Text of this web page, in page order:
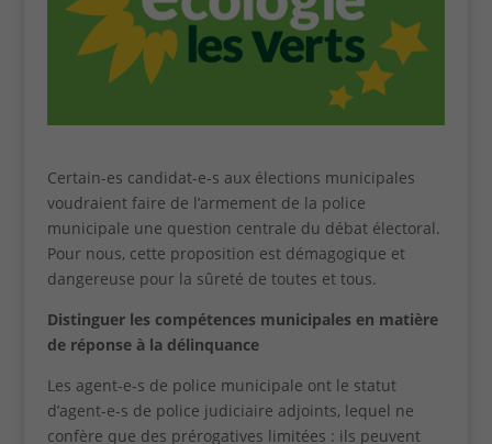
Certain-es candidat-e-s aux élections municipales
voudraient faire de l’armement de la police
municipale une question centrale du débat électoral.
Pour nous, cette proposition est démagogique et
dangereuse pour la sûreté de toutes et tous.
Distinguer les compétences municipales en matière
de réponse à la délinquance
Les agent-e-s de police municipale ont le statut
d’agent-e-s de police judiciaire adjoints, lequel ne
confère que des prérogatives limitées : ils peuvent